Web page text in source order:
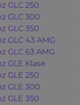
GLC 250
GLC 300
GLC 350
GLC 43 AMG
GLC 63 AMG
GLE Klasė
GLE 250
GLE 300
GLE 350